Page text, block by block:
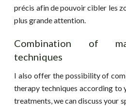
précis afin de pouvoir cibler les
plus grande attention.
Combination of
techniques
I also offer the possibility of
therapy techniques according to
treatments, we can discuss your